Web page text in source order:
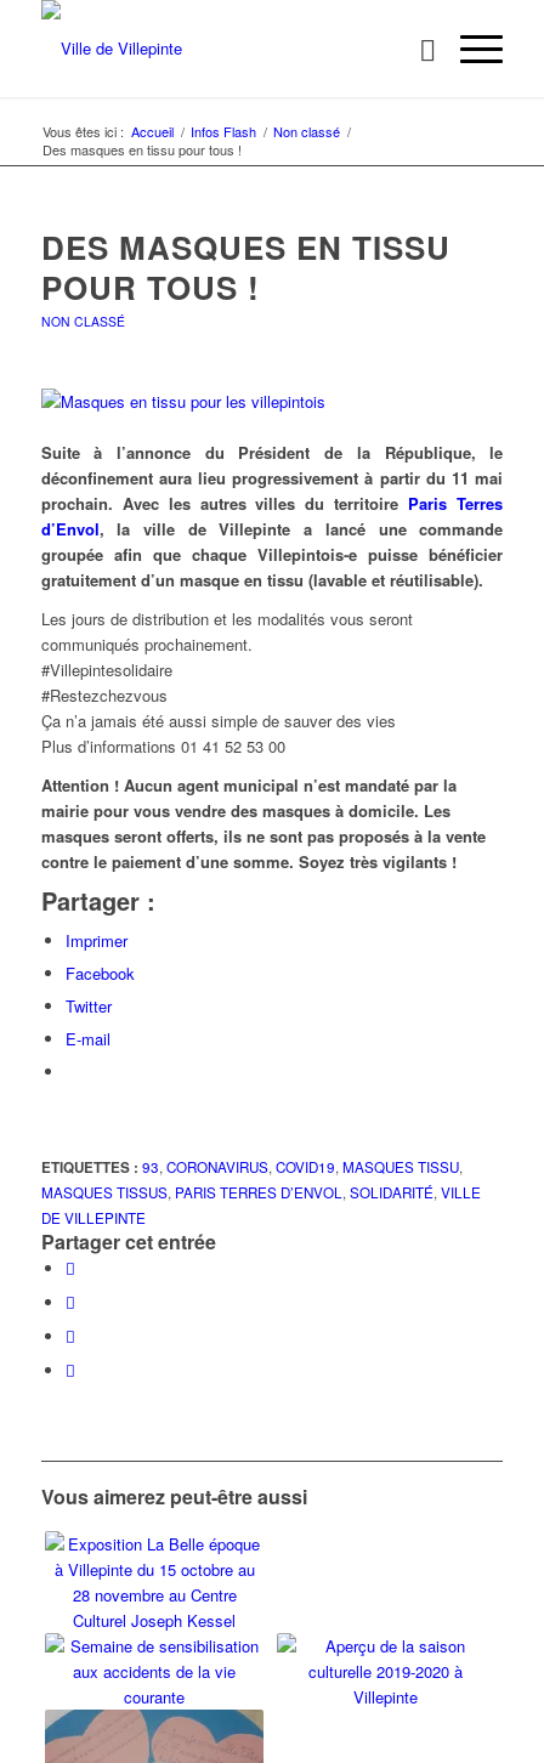
Vous êtes ici : Accueil / Infos Flash / Non classé /
Des masques en tissu pour tous !
DES MASQUES EN TISSU
POUR TOUS !
NON CLASSÉ
Suite à l’annonce du Président de la République, le
déconfinement aura lieu progressivement à partir du 11 mai
prochain. Avec les autres villes du territoire Paris Terres
d’Envol, la ville de Villepinte a lancé une commande
groupée afin que chaque Villepintois-e puisse bénéficier
gratuitement d’un masque en tissu (lavable et réutilisable).
Les jours de distribution et les modalités vous seront
communiqués prochainement.
#Villepintesolidaire
#Restezchezvous
Ça n’a jamais été aussi simple de sauver des vies
Plus d’informations 01 41 52 53 00
Attention ! Aucun agent municipal n’est mandaté par la
mairie pour vous vendre des masques à domicile. Les
masques seront offerts, ils ne sont pas proposés à la vente
contre le paiement d’une somme. Soyez très vigilants !
Partager :
Imprimer
Facebook
Twitter
E-mail
ETIQUETTES : 93, CORONAVIRUS, COVID19, MASQUES TISSU,
MASQUES TISSUS, PARIS TERRES D’ENVOL , SOLIDARITÉ, VILLE
DE VILLEPINTE
Partager cet entrée
Vous aimerez peut-être aussi